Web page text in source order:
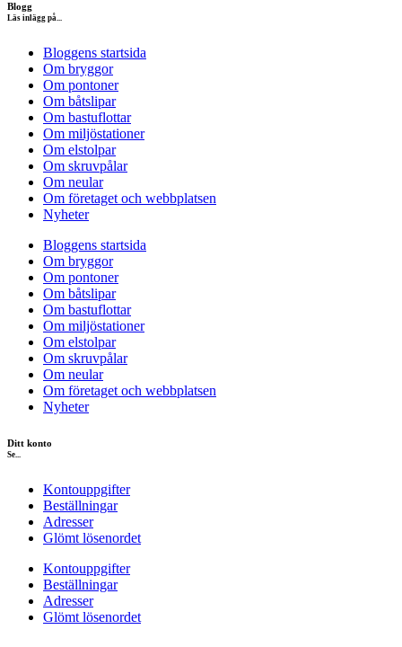
Blogg
Läs inlägg på...
Bloggens startsida
Om bryggor
Om pontoner
Om båtslipar
Om bastuflottar
Om miljöstationer
Om elstolpar
Om skruvpålar
Om neular
Om företaget och webbplatsen
Nyheter
Bloggens startsida
Om bryggor
Om pontoner
Om båtslipar
Om bastuflottar
Om miljöstationer
Om elstolpar
Om skruvpålar
Om neular
Om företaget och webbplatsen
Nyheter
Ditt konto
Se...
Kontouppgifter
Beställningar
Adresser
Glömt lösenordet
Kontouppgifter
Beställningar
Adresser
Glömt lösenordet